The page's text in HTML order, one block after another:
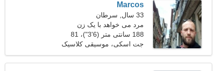
Marcos
33 سال, سرطان
مرد می خواهد با یک زن
ملاقات کند
188 سانتی متر (6'3")، 81
کیلوگرم (178 پوند)
جت اسکی، موسیقی کلاسیک